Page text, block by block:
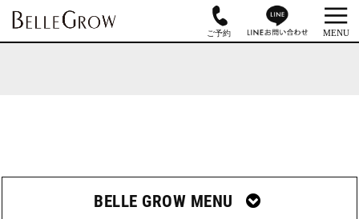
BELLE GROW MENU